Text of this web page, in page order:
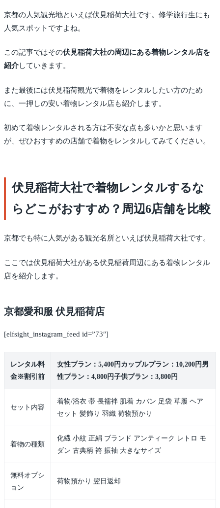
京都の人気観光地といえば伏見稲荷大社です。修学旅行生にも
人気スポットですよね。
この記事ではその伏見稲荷大社の周辺にある着物レンタル店を
紹介していきます。
また最後には伏見稲荷観光で着物をレンタルしたい方のため
に、一押しの安い着物レンタル店も紹介します。
初めて着物レンタルされる方は不安な点も多いかと思います
が、ぜひおすすめの店舗で着物をレンタルしてみてください。
伏見稲荷大社で着物レンタルするな
らどこがおすすめ？周辺6店舗を比較
京都でも特に人気がある観光名所といえば伏見稲荷大社です。
ここでは伏見稲荷大社がある伏見稲荷周辺にある着物レンタル
店を紹介します。
京都愛和服 伏見稲荷店
[elfsight_instagram_feed id=”73″]
レンタル料
金※割引前
女性プラン：5,400円カップルプラン：10,200円男
性プラン：4,800円子供プラン：3,800円
セット内容
着物/浴衣 帯 長襦袢 肌着 カバン 足袋 草履 ヘア
セット 髪飾り 羽織 荷物預かり
着物の種類
化繊 小紋 正絹 ブランド アンティーク レトロ モ
ダン 古典柄 袴 振袖 大きなサイズ
無料オプシ
ョン
荷物預かり 翌日返却